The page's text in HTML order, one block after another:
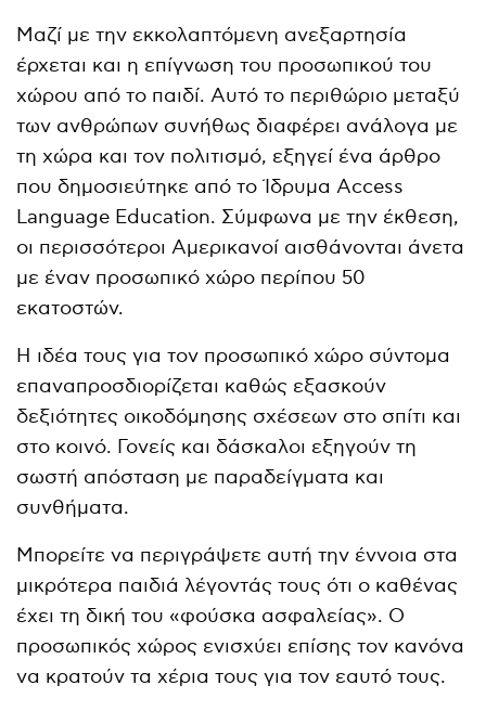
Μαζί με την εκκολαπτόμενη ανεξαρτησία
έρχεται και η επίγνωση του προσωπικού του
χώρου από το παιδί. Αυτό το περιθώριο μεταξύ
των ανθρώπων συνήθως διαφέρει ανάλογα με
τη χώρα και τον πολιτισμό, εξηγεί ένα άρθρο
που δημοσιεύτηκε από το Ίδρυμα Access
Language Education. Σύμφωνα με την έκθεση,
οι περισσότεροι Αμερικανοί αισθάνονται άνετα
με έναν προσωπικό χώρο περίπου 50
εκατοστών.
Η ιδέα τους για τον προσωπικό χώρο σύντομα
επαναπροσδιορίζεται καθώς εξασκούν
δεξιότητες οικοδόμησης σχέσεων στο σπίτι και
στο κοινό. Γονείς και δάσκαλοι εξηγούν τη
σωστή απόσταση με παραδείγματα και
συνθήματα.
Μπορείτε να περιγράψετε αυτή την έννοια στα
μικρότερα παιδιά λέγοντάς τους ότι ο καθένας
έχει τη δική του «φούσκα ασφαλείας». Ο
προσωπικός χώρος ενισχύει επίσης τον κανόνα
να κρατούν τα χέρια τους για τον εαυτό τους.